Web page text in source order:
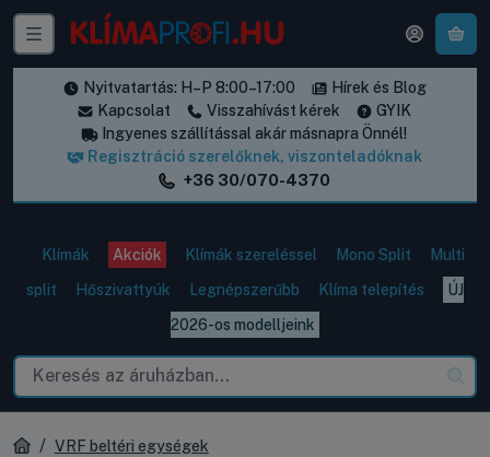
Nyitvatartás: H–P 8:00–17:00
Hírek és Blog
Kapcsolat
Visszahívást kérek
GYIK
Ingyenes szállítással akár másnapra Önnél!
Regisztráció szerelőknek, viszonteladóknak
+36 30/070-4370
Klímák Akciók Klímák szereléssel Mono Split
Multi
split
Hőszivattyúk Legnépszerűbb Klíma telepítés
ÚJ
2026-os modelljeink
VRF beltéri egységek